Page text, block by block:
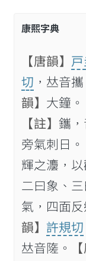
康熙字典
【唐韻】
切 ，𠀤音攜
韻】 大鐘
【註】 鑴
旁氣刺日。
輝之灋，
二曰象、三
氣，四面
韻】 許規切
𠀤音隓。